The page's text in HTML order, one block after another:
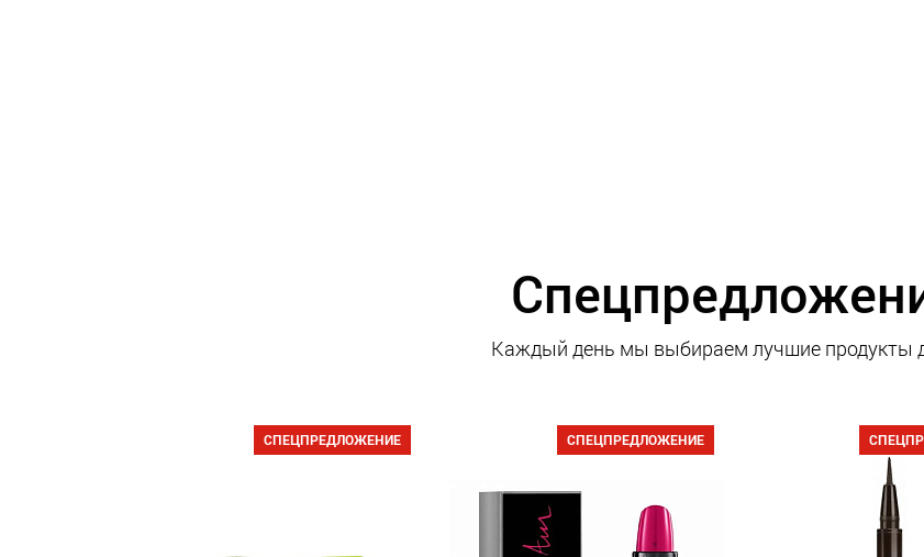
Каждый день мы выбираем лучшие продукты
СПЕЦПРЕДЛОЖЕНИЕ СПЕЦПРЕДЛОЖЕНИЕ